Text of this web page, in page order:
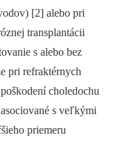
[2] alebo pri
transplantácii
s alebo bez
pri refraktérnych
choledochu
s veľkými
priemeru